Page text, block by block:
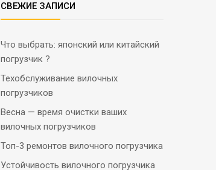
СВЕЖИЕ ЗАПИСИ
Что выбрать: японский или китайский
погрузчик ?
Техобслуживание вилочных
погрузчиков
Весна — время очистки ваших
вилочных погрузчиков
Топ-3 ремонтов вилочного погрузчика
Устойчивость вилочного погрузчика